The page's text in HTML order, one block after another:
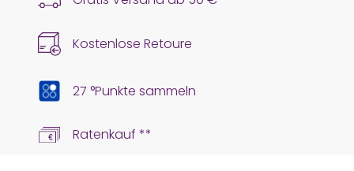
Kostenlose Retoure
27 °Punkte sammeln
Ratenkauf **